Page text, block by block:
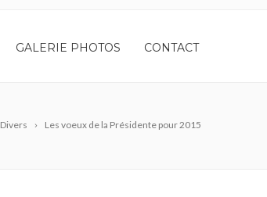
GALERIE PHOTOS CONTACT
Divers Les voeux de la Présidente pour 2015